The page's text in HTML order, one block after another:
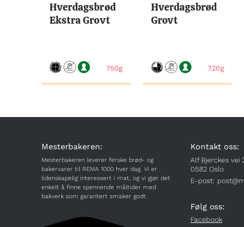
Hverdagsbrød
Ekstra Grovt
750g
Hverdagsbrød
Grovt
720g
Mesterbakeren:
Mesterbakeren leverer ferske brød- og
bakervarer til REMA 1000 hver dag. Vi er
lidenskapelig interessert i mat, og vi gjør det
enkelt å finne spennende måltider med
bakverk som garantert smaker godt.
Kontakt oss:
Alf Bjerckes vei
0582 Oslo
E-post:
Følg oss:
Facebook